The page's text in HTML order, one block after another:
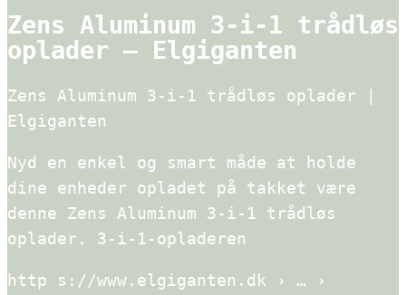
Zens Aluminum 3-i-1 trådløs
oplader – Elgiganten
Zens Aluminum 3-i-1 trådløs oplader |
Elgiganten
Nyd en enkel og smart måde at holde
dine enheder opladet på takket være
denne Zens Aluminum 3-i-1 trådløs
oplader. 3-i-1-opladeren
http s://www.elgiganten.dk › … ›